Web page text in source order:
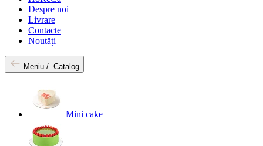
Despre noi
Livrare
Contacte
Noutăți
Meniu / Catalog
Mini cake